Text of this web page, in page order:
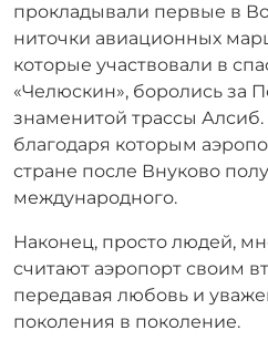
прокладывали первые в
ниточки авиационных
которые участвовали в
«Челюскин», боролись за
знаменитой трассы
благодаря которым
стране после Внуково
международного.
Наконец, просто людей,
считают аэропорт своим
передавая любовь и
поколения в поколение.